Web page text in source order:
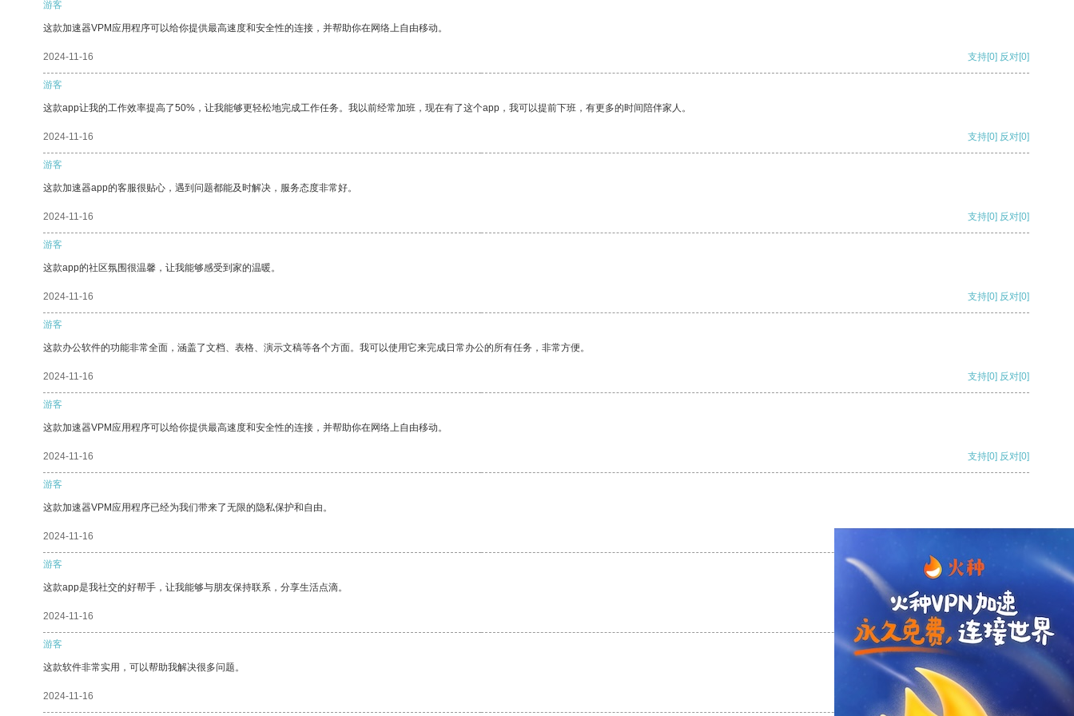
游客
这款加速器VPM应用程序可以给你提供最高速度和安全性的连接，并帮助你在网络上自由移动。
2024-11-16 支持[0] 反对[0]
游客
这款app让我的工作效率提高了50%，让我能够更轻松地完成工作任务。我以前经常加班，现在有了这个app，我可以提前下班，有更多的时间陪伴家人。
2024-11-16 支持[0] 反对[0]
游客
这款加速器app的客服很贴心，遇到问题都能及时解决，服务态度非常好。
2024-11-16 支持[0] 反对[0]
游客
这款app的社区氛围很温馨，让我能够感受到家的温暖。
2024-11-16 支持[0] 反对[0]
游客
这款办公软件的功能非常全面，涵盖了文档、表格、演示文稿等各个方面。我可以使用它来完成日常办公的所有任务，非常方便。
2024-11-16 支持[0] 反对[0]
游客
这款加速器VPM应用程序可以给你提供最高速度和安全性的连接，并帮助你在网络上自由移动。
2024-11-16 支持[0] 反对[0]
游客
这款加速器VPM应用程序已经为我们带来了无限的隐私保护和自由。
2024-11-16
游客
这款app是我社交的好帮手，让我能够与朋友保持联系，分享生活点滴。
2024-11-16 支持 [0] 反对 [0]
游客
这款软件非常实用，可以帮助我解决很多问题。
2024-11-16 支持